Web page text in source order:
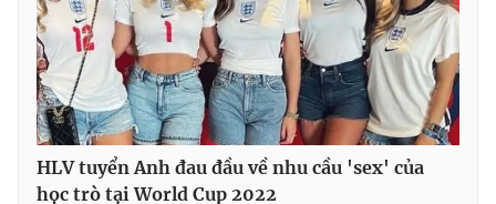
HLV tuyển Anh đau đầu về nhu cầu 'sex' của
học trò tại World Cup 2022